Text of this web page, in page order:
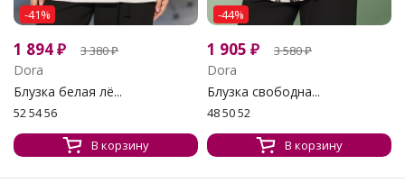
-41%
1 894₽ 3 380₽
Dora
Блузка белая лё...
52 54 56
В корзину
-44%
1 905 ₽ 3 580₽
Dora
Блузка свободна...
48 50 52
В корзину